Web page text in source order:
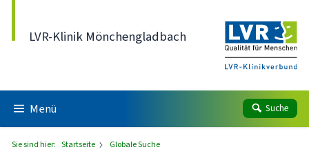
LVR-Klinik Mönchengladbach
Menü Suche
Sie sind hier: Startseite Globale Suche